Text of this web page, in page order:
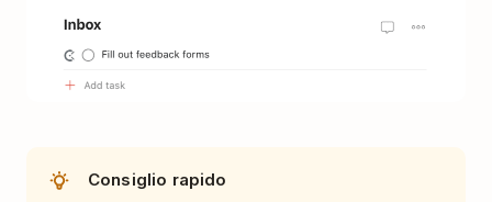
Consiglio rapido